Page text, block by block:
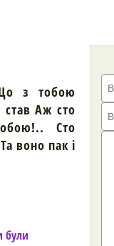
з тобою
Аж сто
Сто
воно пак і
були